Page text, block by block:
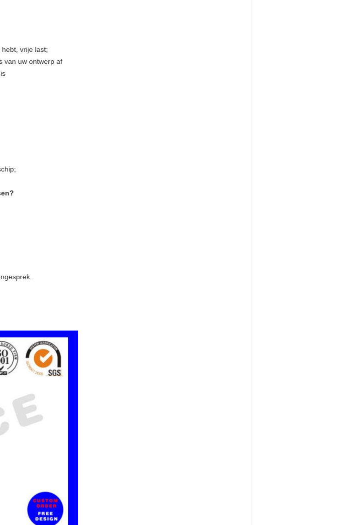
vrije last;
van uw ontwerp af